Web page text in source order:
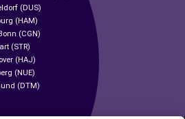
(DUS)
(HAM)
(CGN)
(STR)
(HAJ)
(NUE)
(DTM)